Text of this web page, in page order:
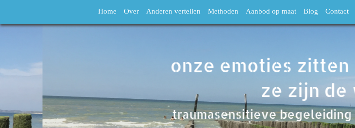
Home Over Anderen vertellen Methoden Aanbod op maat Blog Contact